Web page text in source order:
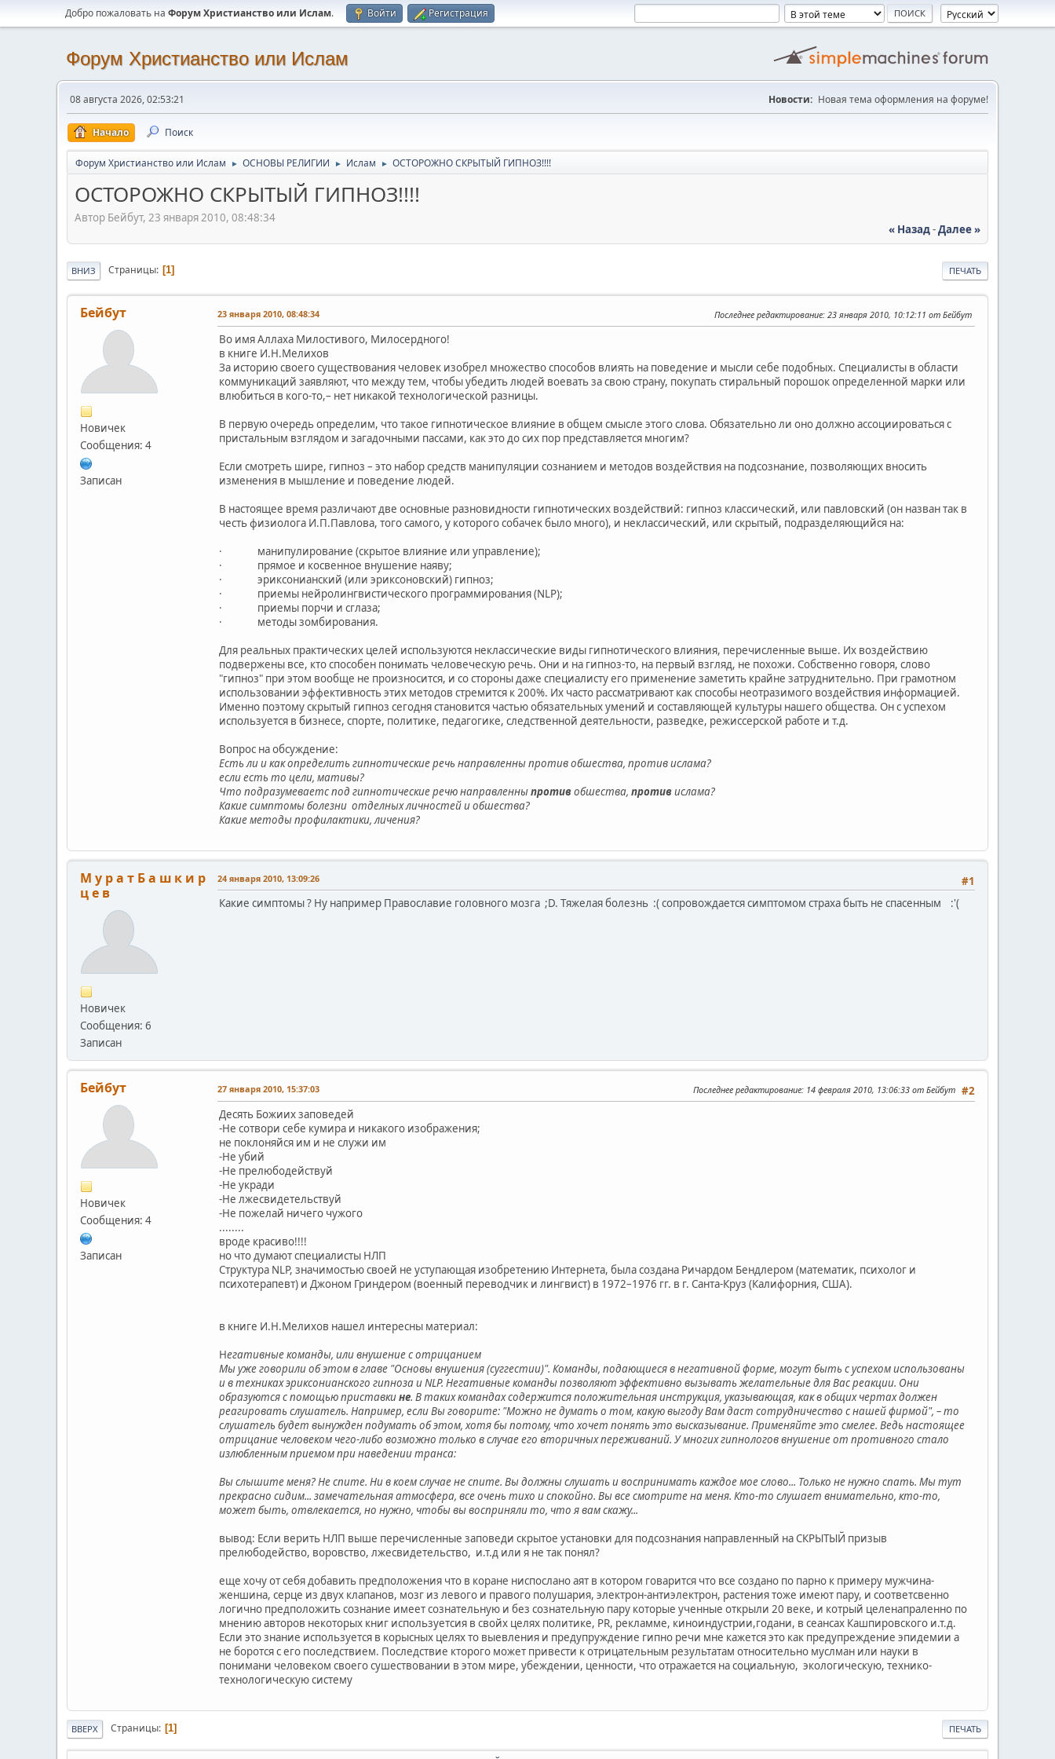
Добро пожаловать на Форум Христианство или Ислам. Войти Регистрация
Форум Христианство или Ислам
08 августа 2026, 02:53:21 Новости: Новая тема оформления на форуме!
Начало Поиск
Форум Христианство или Ислам ► ОСНОВЫ РЕЛИГИИ ► Ислам ► ОСТОРОЖНО СКРЫТЫЙ ГИПНОЗ!!!!
ОСТОРОЖНО СКРЫТЫЙ ГИПНОЗ!!!!
Автор Бейбут, 23 января 2010, 08:48:34
« Назад-Далее »
ПЕЧАТЬ
ВНИЗ Страницы 1
Бейбут
Новичек
Сообщения: 4
Записан
23 января 2010, 08:48:34 Последнее редактирование: 23 января 2010, 10:12:11 от Бейбут
Во имя Аллаха Милостивого, Милосердного!
в книге И.Н.Мелихов
За историю своего существования человек изобрел множество способов влиять на поведение и мысли себе подобных. Специалисты в области
коммуникаций заявляют, что между тем, чтобы убедить людей воевать за свою страну, покупать стиральный порошок определенной марки или
влюбиться в кого-то,– нет никакой технологической разницы.
В первую очередь определим, что такое гипнотическое влияние в общем смысле этого слова. Обязательно ли оно должно ассоциироваться с
пристальным взглядом и загадочными пассами, как это до сих пор представляется многим?
Если смотреть шире, гипноз – это набор средств манипуляции сознанием и методов воздействия на подсознание, позволяющих вносить
изменения в мышление и поведение людей.
В настоящее время различают две основные разновидности гипнотических воздействий: гипноз классический, или павловский (он назван так в
честь физиолога И.П.Павлова, того самого, у которого собачек было много), и неклассический, или скрытый, подразделяющийся на:
· манипулирование (скрытое влияние или управление);
· прямое и косвенное внушение наяву;
· эриксонианский (или эриксоновский) гипноз;
· приемы нейролингвистического программирования (NLP);
· приемы порчи и сглаза;
· методы зомбирования.
Для реальных практических целей используются неклассические виды гипнотического влияния, перечисленные выше. Их воздействию
подвержены все, кто способен понимать человеческую речь. Они и на гипноз-то, на первый взгляд, не похожи. Собственно говоря, слово
"гипноз" при этом вообще не произносится, и со стороны даже специалисту его применение заметить крайне затруднительно. При грамотном
использовании эффективность этих методов стремится к 200%. Их часто рассматривают как способы неотразимого воздействия информацией.
Именно поэтому скрытый гипноз сегодня становится частью обязательных умений и составляющей культуры нашего общества. Он с успехом
используется в бизнесе, спорте, политике, педагогике, следственной деятельности, разведке, режиссерской работе и т.д.
Вопрос на обсуждение:
Есть ли и как определить гипнотические речь направленны против обшества, против ислама?
если есть то цели, мативы?
Что подразумеваетс под гипнотические речю направленныпротивобшества, противислама?
Какие симптомы болезни отделных личностей и обшества?
Какие методы профилактики, личения?
М у р а т Б а ш к и р
ц е в
Новичек
Сообщения: 6
Записан
#1
24 января 2010, 13:09:26
Какие симптомы ? Ну например Православие головного мозга ;D. Тяжелая болезнь :( сопровождается симптомом страха быть не спасенным :'(
Бейбут
Новичек
Сообщения: 4
Записан
#2
27 января 2010, 15:37:03 Последнее редактирование: 14 февраля 2010, 13:06:33 от Бейбут
Десять Божиих заповедей
-Не сотвори себе кумира и никакого изображения;
не поклоняйся им и не служи им
-Не убий
-Не прелюбодействуй
-Не укради
-Не лжесвидетельствуй
-Не пожелай ничего чужого
........
вроде красиво!!!!
но что думают специалисты НЛП
Структура NLP, значимостью своей не уступающая изобретению Интернета, была создана Ричардом Бендлером (математик, психолог и
психотерапевт) и Джоном Гриндером (военный переводчик и лингвист) в 1972–1976 гг. в г. Санта-Круз (Калифорния, США).
в книге И.Н.Мелихов нашел интересны материал:
Негативные команды, или внушение с отрицанием
Мы уже говорили об этом в главе "Основы внушения (суггестии)". Команды, подающиеся в негативной форме, могут быть с успехом использованы
и в техниках эриксонианского гипноза и NLP. Негативные команды позволяют эффективно вызывать желательные для Вас реакции. Они
образуются с помощью приставкине. В таких командах содержится положительная инструкция, указывающая, как в общих чертах должен
реагировать слушатель. Например, если Вы говорите: "Можно не думать о том, какую выгоду Вам даст сотрудничество с нашей фирмой", – то
слушатель будет вынужден подумать об этом, хотя бы потому, что хочет понять это высказывание. Применяйте это смелее. Ведь настоящее
отрицание человеком чего-либо возможно только в случае его вторичных переживаний. У многих гипнологов внушение от противного стало
излюбленным приемом при наведении транса:
Вы слышите меня? Не спите. Ни в коем случае не спите. Вы должны слушать и воспринимать каждое мое слово... Только не нужно спать. Мы тут
прекрасно сидим... замечательная атмосфера, все очень тихо и спокойно. Вы все смотрите на меня. Кто-то слушает внимательно, кто-то,
может быть, отвлекается, но нужно, чтобы вы восприняли то, что я вам скажу...
вывод: Если верить НЛП выше перечисленные заповеди скрытое установки для подсознания направленный на СКРЫТЫЙ призыв
прелюбодейство, воровство, лжесвидетельство, и.т.д или я не так понял?
еще хочу от себя добавить предположения что в коране ниспослано аят в котором говарится что все создано по парно к примеру мужчина-
женшина, серце из двух клапанов, мозг из левого и правого полушария, электрон-антиэлектрон, растения тоже имеют пару, и соответсвенно
логично предположить сознание имеет сознательную и без сознательную пару которые ученные открыли 20 веке, и котрый целенапраленно по
мнению авторов некоторых книг используетсия в свойх целях политике, PR, рекламме, киноиндустрии,годани, в сеансах Кашпировского и.т.д.
Если это знание используется в корысных целях то выевления и предупруждение гипно речи мне кажется это как предупреждение эпидемии а
не боротся с его последствием. Последствие кторого может привести к отрицательным результатам относительно муслман или науки в
понимани человеком своего сушествовании в этом мире, убеждении, ценности, что отражается на социальную, экологическую, технико-
технологическую систему
ПЕЧАТЬ
ВВЕРХ Страницы 1